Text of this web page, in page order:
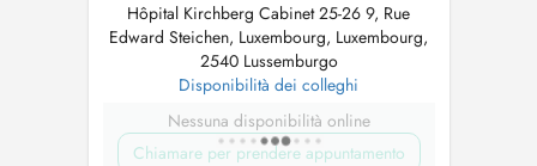
Hôpital Kirchberg Cabinet 25-26 9, Rue
Edward Steichen, Luxembourg, Luxembourg,
2540 Lussemburgo
Disponibilità dei colleghi
Nessuna disponibilità online
Chiamare per prendere appuntamento